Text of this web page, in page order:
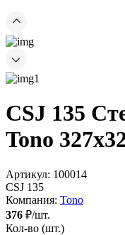
CSJ 135
Tono
Артикул: 100014
CSJ 135
Компания: Tono
376 ₽/шт.
Кол-во (шт.)